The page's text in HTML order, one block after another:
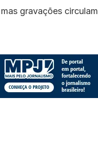
gravações circulam